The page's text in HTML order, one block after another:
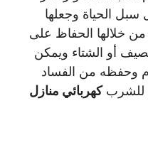
سبل الحياة وجعلها
من خلالها الحفاظ على
أو الشتاء ويمكن
وحفظه من الفساد
للشربكهربائي منازل